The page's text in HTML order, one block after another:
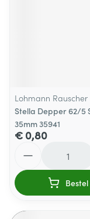
Lohmann Rauscher
Stella Depper 62/5
35mm 35941
€ 0,80
Bestel